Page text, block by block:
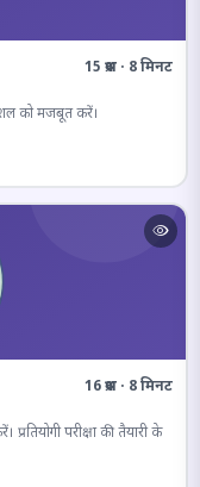
15 प्रश्न · 8 मिनट
को मजबूत करें।
16 प्रश्न · 8 मिनट
परीक्षा की तैयारी के